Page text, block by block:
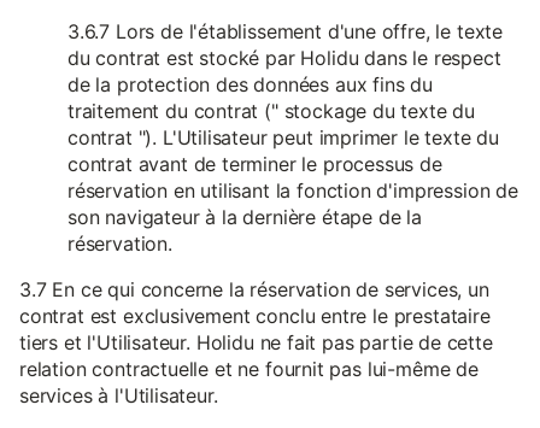
3.6.7 Lors de l'établissement d'une offre, le texte
du contrat est stocké par Holidu dans le respect
de la protection des données aux fins du
traitement du contrat (" stockage du texte du
contrat "). L'Utilisateur peut imprimer le texte du
contrat avant de terminer le processus de
réservation en utilisant la fonction d'impression de
son navigateur à la dernière étape de la
réservation.
3.7 En ce qui concerne la réservation de services, un
contrat est exclusivement conclu entre le prestataire
tiers et l'Utilisateur. Holidu ne fait pas partie de cette
relation contractuelle et ne fournit pas lui-même de
services à l'Utilisateur.